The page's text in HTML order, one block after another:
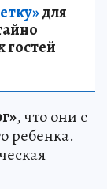
для
гостей
, что они с
ребенка.